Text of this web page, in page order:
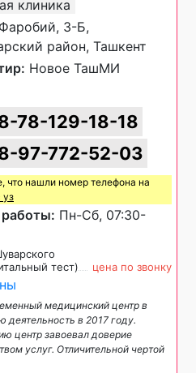
клиника
3-Б,
район, Ташкент
Новое ТашМИ
78-129-18-18
97-772-52-03
что нашли номер телефона на
уз
Пн-Сб, 07:30-
тест)
цена по звонку
медицинский центр в
деятельность в 2017 году.
центр завоевал доверие
услуг. Отличительной чертой